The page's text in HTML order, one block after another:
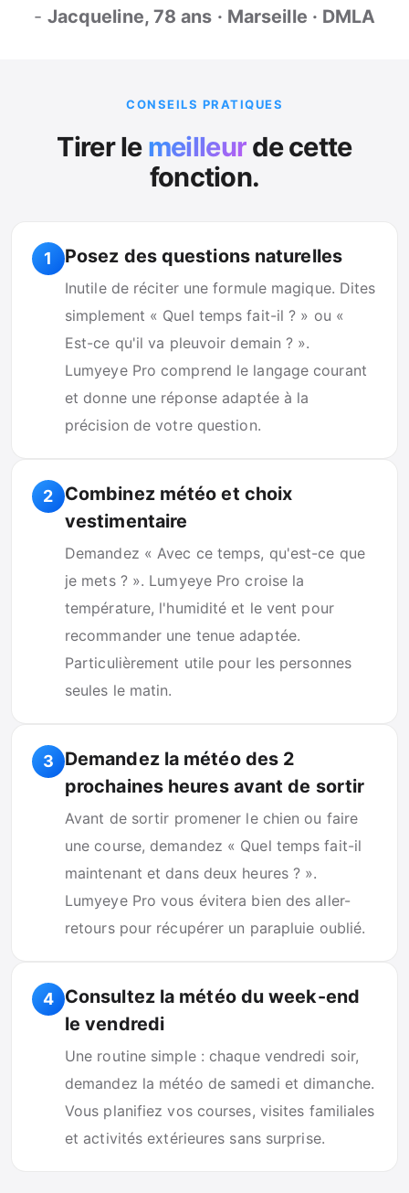
- Jacqueline, 78 ans · Marseille · DMLA
CONSEILS PRATIQUES
Tirer le meilleur de cette
fonction.
1 Posez des questions naturelles
Inutile de réciter une formule magique. Dites
simplement « Quel temps fait-il ? » ou «
Est-ce qu'il va pleuvoir demain ? ».
Lumyeye Pro comprend le langage courant
et donne une réponse adaptée à la
précision de votre question.
2
Combinez météo et choix
vestimentaire
Demandez « Avec ce temps, qu'est-ce que
je mets ? ». Lumyeye Pro croise la
température, l'humidité et le vent pour
recommander une tenue adaptée.
Particulièrement utile pour les personnes
seules le matin.
3
Demandez la météo des 2
prochaines heures avant de sortir
Avant de sortir promener le chien ou faire
une course, demandez « Quel temps fait-il
maintenant et dans deux heures ? ».
Lumyeye Pro vous évitera bien des aller-
retours pour récupérer un parapluie oublié.
4
Consultez la météo du week-end
le vendredi
Une routine simple : chaque vendredi soir,
demandez la météo de samedi et dimanche.
Vous planifiez vos courses, visites familiales
et activités extérieures sans surprise.